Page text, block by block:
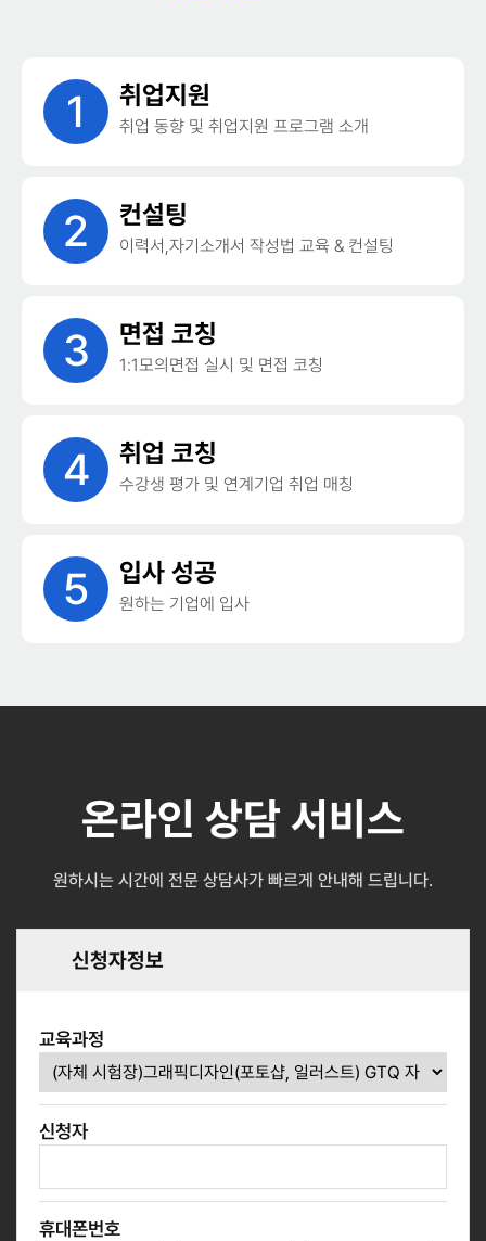
1 취업지원
취업 동향 및 취업지원 프로그램 소개
2 컨설팅
이력서,자기소개서 작성법 교육 & 컨설팅
3 면접 코칭
1:1모의면접 실시 및 면접 코칭
4 취업 코칭
수강생 평가 및 연계기업 취업 매칭
5 입사 성공
원하는 기업에 입사
온라인 상담 서비스
원하시는 시간에 전문 상담사가 빠르게 안내해 드립니다.
신청자정보
교육과정
신청자
휴대폰번호